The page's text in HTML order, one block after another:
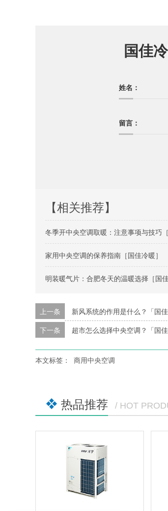
国佳
姓名：
留言：
【相关推荐】
冬季开中央空调取暖：注意事项与技巧［
家用中央空调的保养指南［国佳冷暖］
明装暖气片：合肥冬天的温暖选择［国佳
上一条
新风系统的作用是什么？「国佳
下一条 超市怎么选择中央空调？「国佳
本文标签： 商用中央空调
热品推荐 / HOT